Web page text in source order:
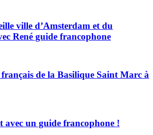
ville d’Amsterdam et du
René guide francophone
français de la Basilique Saint Marc à
avec un guide francophone !